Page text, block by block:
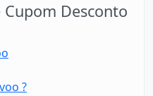
Desconto
?